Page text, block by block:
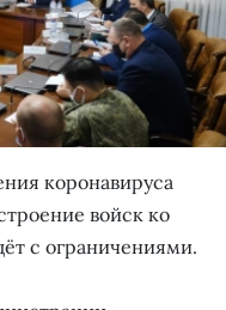
коронавируса
войск ко
с ограничениями.